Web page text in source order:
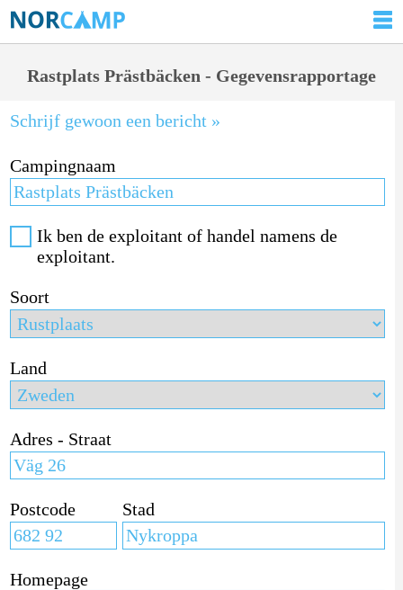
Rastplats Prästbäcken - Gegevensrapportage
Schrijf gewoon een bericht »
Campingnaam
Ik ben de exploitant of handel namens de
exploitant.
Soort
Land
Adres - Straat
Postcode Stad
Homepage